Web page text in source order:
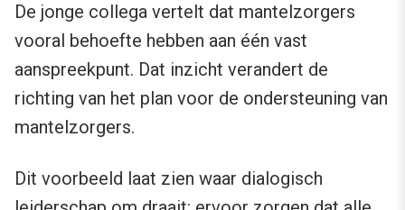
De jonge collega vertelt dat mantelzorgers
vooral behoefte hebben aan één vast
aanspreekpunt. Dat inzicht verandert de
richting van het plan voor de ondersteuning van
mantelzorgers.
Dit voorbeeld laat zien waar dialogisch